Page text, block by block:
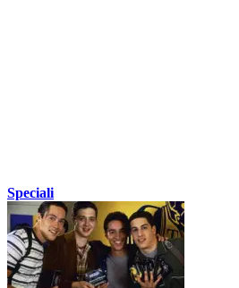
Speciali